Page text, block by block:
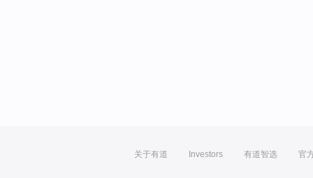
关于有道 Investors 有道智选 官